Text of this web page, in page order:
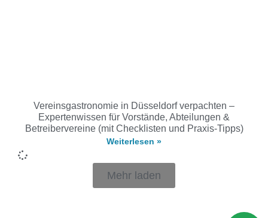
Vereinsgastronomie in Düsseldorf verpachten –
Expertenwissen für Vorstände, Abteilungen &
Betreibervereine (mit Checklisten und Praxis-Tipps)
Weiterlesen »
Mehr laden